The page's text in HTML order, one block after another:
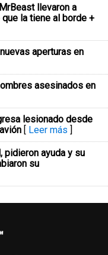
llevaron a
la tiene al borde +
aperturas en
asesinados en
lesionado desde
[ Leer más ]
pidieron ayuda y su
su